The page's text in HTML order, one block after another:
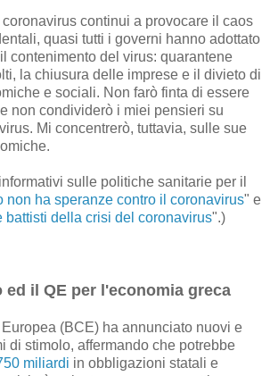
continui a provocare il caos
quasi tutti i governi hanno adottato
contenimento del virus: quarantene
la chiusura delle imprese e il divieto di
e sociali. Non farò finta di essere
non condividerò i miei pensieri su
Mi concentrerò, tuttavia, sulle sue
sulle politiche sanitarie per il
non ha speranze contro il coronavirus" e
battisti della crisi del coronavirus".)
il QE per l'economia greca
(BCE) ha annunciato nuovi e
di stimolo, affermando che potrebbe
miliardi in obbligazioni statali e